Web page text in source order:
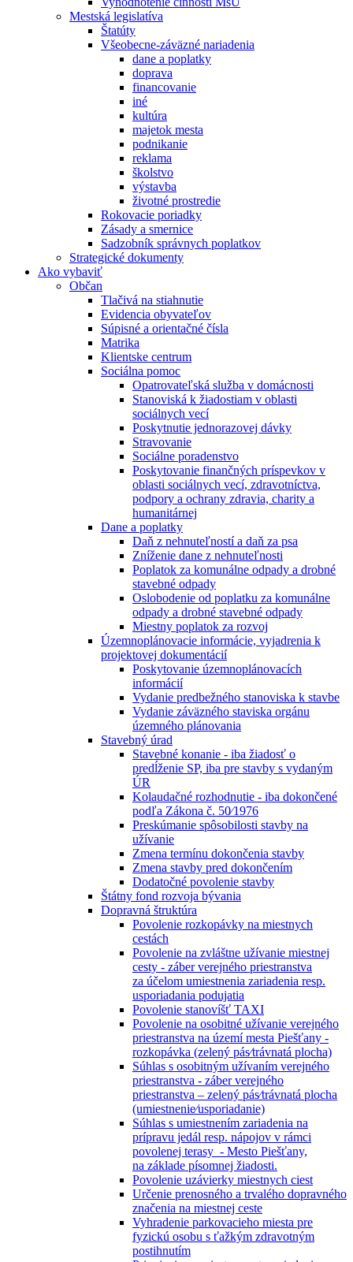
Mestská legislatíva
Štatúty
Všeobecne-záväzné nariadenia
dane a poplatky
doprava
financovanie
iné
kultúra
majetok mesta
podnikanie
reklama
školstvo
výstavba
životné prostredie
Rokovacie poriadky
Zásady a smernice
Sadzobník správnych poplatkov
Strategické dokumenty
Ako vybaviť
Občan
Tlačivá na stiahnutie
Evidencia obyvateľov
Súpisné a orientačné čísla
Matrika
Klientske centrum
Sociálna pomoc
Opatrovateľská služba v domácnosti
Stanoviská k žiadostiam v oblasti
sociálnych vecí
Poskytnutie jednorazovej dávky
Stravovanie
Sociálne poradenstvo
Poskytovanie finančných príspevkov v
oblasti sociálnych vecí, zdravotníctva,
podpory a ochrany zdravia, charity a
humanitárnej
Dane a poplatky
Daň z nehnuteľností a daň za psa
Zníženie dane z nehnuteľnosti
Poplatok za komunálne odpady a drobné
stavebné odpady
Oslobodenie od poplatku za komunálne
odpady a drobné stavebné odpady
Miestny poplatok za rozvoj
Územnoplánovacie informácie, vyjadrenia k
projektovej dokumentácií
Poskytovanie územnoplánovacích
informácií
Vydanie predbežného stanoviska k stavbe
Vydanie záväzného staviska orgánu
územného plánovania
Stavebný úrad
Stavebné konanie - iba žiadosť o
predĺženie SP, iba pre stavby s vydaným
ÚR
Kolaudačné rozhodnutie - iba dokončené
podľa Zákona č. 50⁄1976
Preskúmanie spôsobilosti stavby na
užívanie
Zmena termínu dokončenia stavby
Zmena stavby pred dokončením
Dodatočné povolenie stavby
Štátny fond rozvoja bývania
Dopravná štruktúra
Povolenie rozkopávky na miestnych
cestách
Povolenie na zvláštne užívanie miestnej
cesty - záber verejného priestranstva
za účelom umiestnenia zariadenia resp.
usporiadania podujatia
Povolenie stanovíšť TAXI
Povolenie na osobitné užívanie verejného
priestranstva na území mesta Piešťany -
rozkopávka (zelený pás⁄trávnatá plocha)
Súhlas s osobitným užívaním verejného
priestranstva - záber verejného
priestranstva – zelený pás⁄trávnatá plocha
(umiestnenie⁄usporiadanie)
Súhlas s umiestnením zariadenia na
prípravu jedál resp. nápojov v rámci
povolenej terasy - Mesto Piešťany,
na základe písomnej žiadosti.
Povolenie uzávierky miestnych ciest
Určenie prenosného a trvalého dopravného
značenia na miestnej ceste
Vyhradenie parkovacieho miesta pre
fyzickú osobu s ťažkým zdravotným
postihnutím